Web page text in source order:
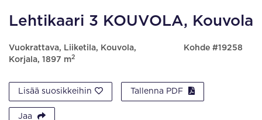
Lehtikaari 3 KOUVOLA, Kouvola
Vuokrattava, Liiketila, Kouvola,
Korjala, 1897 m2
Kohde #19258
Lisää suosikkeihin Tallenna PDF
Jaa